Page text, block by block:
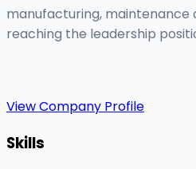
manufacturing, maintenance
reaching the leadership
View Company Profile
Skills